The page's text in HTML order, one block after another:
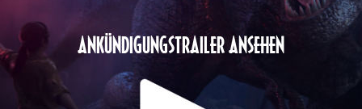
ANKÜNDIGUNGSTRAILER ANSEHEN